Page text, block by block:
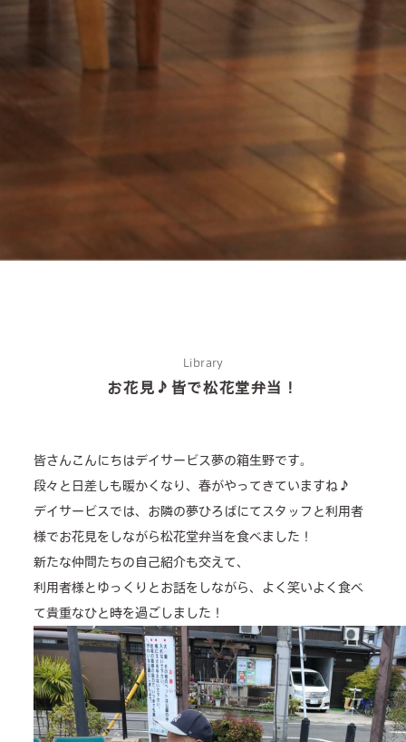
2 types of day service
home helper
concierge desk
facilities
cafe
Library
お花見♪皆で松花堂弁当！
皆さんこんにちはデイサービス夢の箱生野です。
段々と日差しも暖かくなり、春がやってきていますね♪
デイサービスでは、お隣の夢ひろばにてスタッフと利用者
様でお花見をしながら松花堂弁当を食べました！
新たな仲間たちの自己紹介も交えて、
利用者様とゆっくりとお話をしながら、よく笑いよく食べ
て貴重なひと時を過ごしました！